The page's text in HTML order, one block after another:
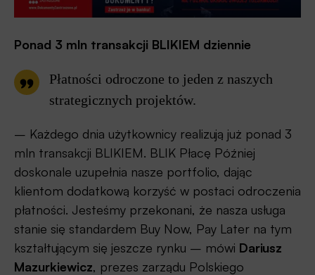
Ponad 3 mln transakcji BLIKIEM dziennie
Płatności odroczone to jeden z naszych
strategicznych projektów.
– Każdego dnia użytkownicy realizują już ponad 3
mln transakcji BLIKIEM. BLIK Płacę Później
doskonale uzupełnia nasze portfolio, dając
klientom dodatkową korzyść w postaci odroczenia
płatności. Jesteśmy przekonani, że nasza usługa
stanie się standardem Buy Now, Pay Later na tym
kształtującym się jeszcze rynku – mówi Dariusz
Mazurkiewicz, prezes zarządu Polskiego